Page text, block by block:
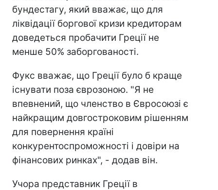
бундестагу, який вважає, що для
ліквідації боргової кризи кредиторам
доведеться пробачити Греції не
менше 50% заборгованості.
Фукс вважає, що Греції було б краще
існувати поза єврозоною. "Я не
впевнений, що членство в Євросоюзі є
найкращим довгостроковим рішенням
для повернення країні
конкурентоспроможності і довіри на
фінансових ринках", - додав він.
Учора представник Греції в